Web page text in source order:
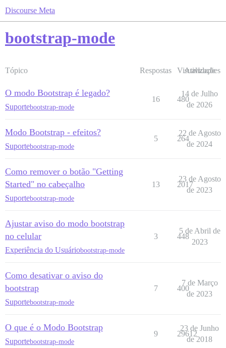
Discourse Meta
bootstrap-mode
Tópico Respostas Visualizações
Atividade
O modo Bootstrap é legado?
Suportebootstrap-mode
16 480
14 de Julho
de 2026
Modo Bootstrap - efeitos?
Suportebootstrap-mode
5 264
22 de Agosto
de 2024
Como remover o botão "Getting
Started" no cabeçalho
Suportebootstrap-mode
13 2017
23 de Agosto
de 2023
Ajustar aviso do modo bootstrap
no celular
Experiência do Usuáriobootstrap-mode
3 448
5 de Abril de
2023
Como desativar o aviso do
bootstrap
Suportebootstrap-mode
7 400
7 de Março
de 2023
O que é o Modo Bootstrap
Suportebootstrap-mode
9 29612
23 de Junho
de 2018